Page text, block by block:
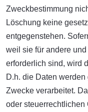
Zweckbestimmung
Löschung keine
entgegenstehen.
weil sie für andere
erforderlich sind, wird
D.h. die Daten
Zwecke verarbeitet.
oder steuerrechtlichen